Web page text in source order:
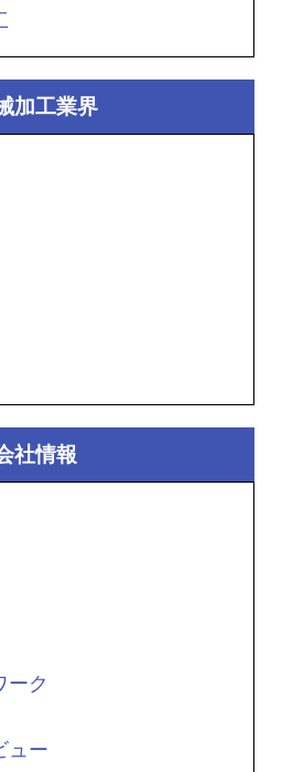
加工業界
社情報
ーク
ュー